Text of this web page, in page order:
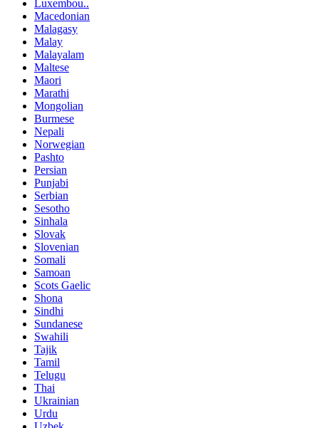
Luxembou..
Macedonian
Malagasy
Malay
Malayalam
Maltese
Maori
Marathi
Mongolian
Burmese
Nepali
Norwegian
Pashto
Persian
Punjabi
Serbian
Sesotho
Sinhala
Slovak
Slovenian
Somali
Samoan
Scots Gaelic
Shona
Sindhi
Sundanese
Swahili
Tajik
Tamil
Telugu
Thai
Ukrainian
Urdu